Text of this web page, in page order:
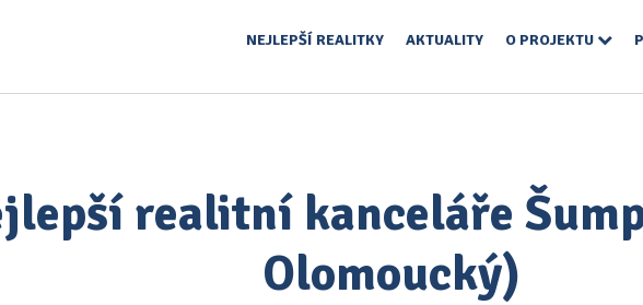
NEJLEPŠÍ REALITKY AKTUALITY O PROJEKTU
realitní kanceláře
Olomoucký)